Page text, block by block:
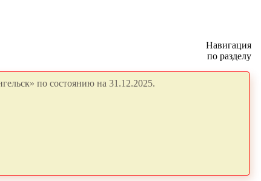
Навигация
по разделу
по состоянию на 31.12.2025.